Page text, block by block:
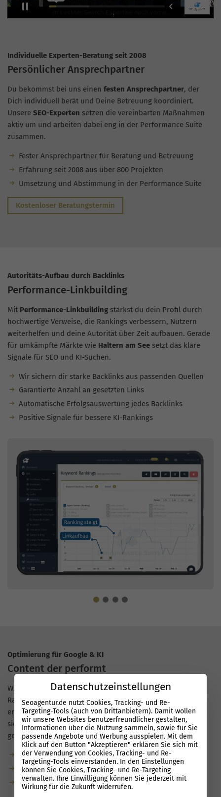
Individuelle Experten-Beratung seit 2008
Persönlicher Ansprechpartner
Du bekommst bei uns einen festen Ansprechpartner, der
Dich individuell berät und Deine Betreuung koordiniert.
Unsere SEO-Experten setzen die vereinbarten Maßnahmen
aktiv um und arbeiten dabei eng in der Performance Suite
zusammen.
Fester Ansprechpartner für Beratung und Betreuung
Erfahrung seit 2008 aus über 800 Projekten
Umsetzung und Abstimmung in der Performance Suite
Kostenloser Beratungstermin
Autoritäts-Aufbau durch Backlinks
Performance-Linkbuilding
Mit Performance-Linkbuilding stärkst du dein Profil durch
hochwertige Verweise, die Rankings verbessern, Nutzern
weiterhelfen und deine Autorität über Zeit aufbauen. Gerade
für umkämpfte Märkte wie Haltern am See setzt das klare
Signale für SEO und KI-Suchen.
Wir sichern dir starke Backlinks aus passenden Quellen
Garantierte Anzahl an gesetzten Links
Automatische Erfolgsauswertung jedes Backlinks
Positive Signale für bessere KI-Rankings
Optimierung für Google & KI
Content der performt
Wir schreiben Inhalte, die Leser wirklich weiterbringen und
Rankings anschieben. Mit unserer Performance Suite
entstehen Texte, die in Google und KI-Suchen schneller
sichtbar werden, sauber strukturiert und auf Relevanz
getrimmt, auch für Unternehmen in Haltern am See.
Garantierte Textanzahl durch unsere Redaktion
Bis zu 80 % weniger Aufwand dank KI
KI-optimiert: natürliche Sprache, semantische Relevanz,
Datenschutzeinstellungen
Seoagentur.de nutzt Cookies, Tracking- und Re-
Targeting-Tools (auch von Drittanbietern). Damit wollen
wir unsere Websites benutzerfreundlicher gestalten,
Informationen über die Nutzung sammeln, sowie für Sie
passende Angebote und Werbung ausspielen. Mit dem
Klick auf den Button "Akzeptieren" erklären Sie sich mit
der Verwendung von Cookies, Tracking- und Re-
Targeting-Tools einverstanden. In den Einstellungen
können Sie Cookies, Tracking- und Re-Targeting
verwalten. Ihre Einwilligung können Sie jederzeit mit
Wirkung für die Zukunft widerrufen.